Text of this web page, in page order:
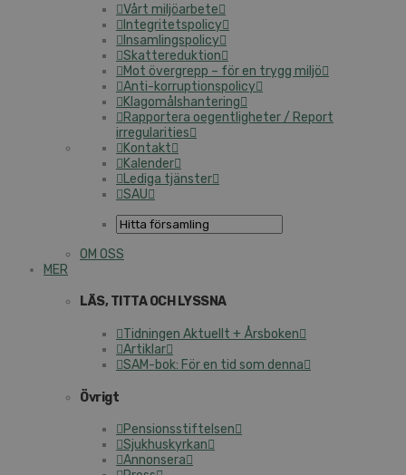
Vårt miljöarbete
Integritetspolicy
Insamlingspolicy
Skattereduktion
Mot övergrepp – för en trygg miljö
Anti-korruptionspolicy
Klagomålshantering
Rapportera oegentligheter / Report
irregularities
Kontakt
Kalender
Lediga tjänster
SAU
OM OSS
MER
LÄS, TITTA OCH LYSSNA
Tidningen Aktuellt + Årsboken
Artiklar
SAM-bok: För en tid som denna
Övrigt
Pensionsstiftelsen
Sjukhuskyrkan
Annonsera